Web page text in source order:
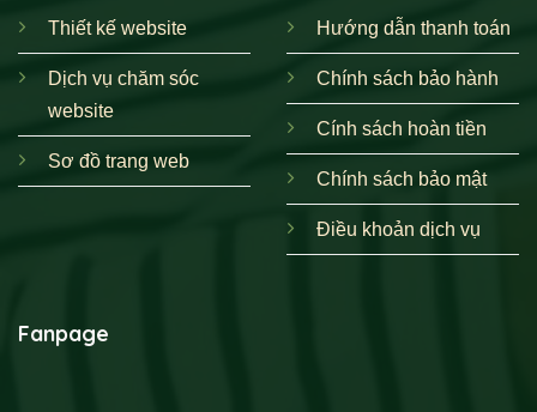
Thiết kế website
Dịch vụ chăm sóc
website
Sơ đồ trang web
Hướng dẫn thanh toán
Chính sách bảo hành
Cính sách hoàn tiền
Chính sách bảo mật
Điều khoản dịch vụ
Fanpage